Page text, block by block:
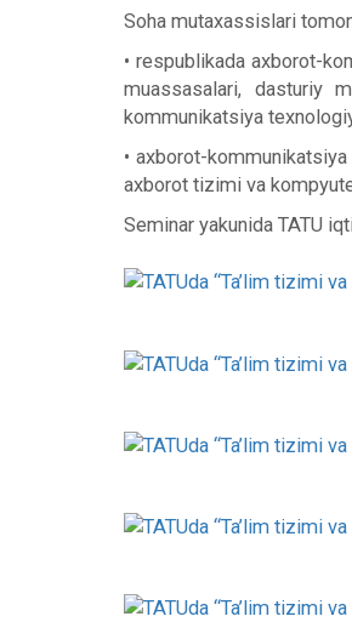
Soha mutaxassislari
• respublikada axborot-
muassasalari, dasturiy
kommunikatsiya
• axborot-
axborot tizimi va
Seminar yakunida TATU